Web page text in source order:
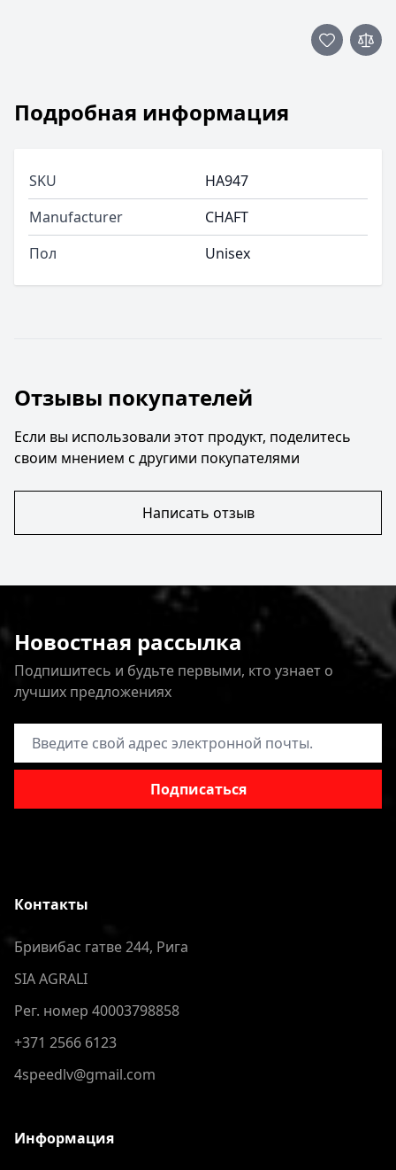
Подробная информация
SKU
HA947
Manufacturer
CHAFT
Пол
Unisex
Отзывы покупателей
Если вы использовали этот продукт, поделитесь
своим мнением с другими покупателями
Написать отзыв
Новостная рассылка
Подпишитесь и будьте первыми, кто узнает о
лучших предложениях
Адрес электронной почты
Подписаться
Контакты
Бривибас гатве 244, Рига
SIA AGRALI
Рег. номер 40003798858
+371 2566 6123
4speedlv@gmail.com
Информация